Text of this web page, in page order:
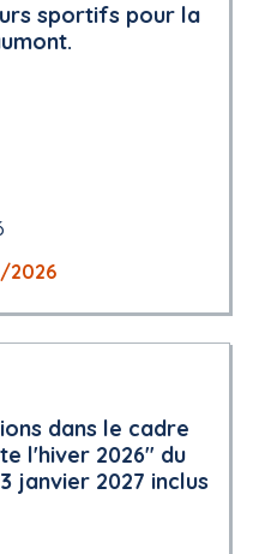
sportifs pour la
2026
dans le cadre
l'hiver 2026" du
janvier 2027 inclus